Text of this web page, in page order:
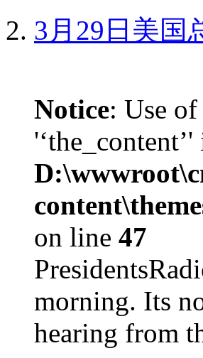
3月29日美国
Notice: Use of
'‘the_content’'
on line 47
morning. Its
hearing from